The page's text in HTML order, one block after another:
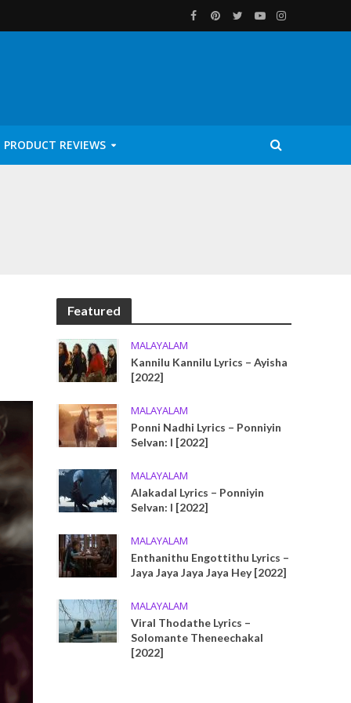
PRODUCT REVIEWS
Featured
MALAYALAM
Kannilu Kannilu Lyrics – Ayisha
[2022]
MALAYALAM
Ponni Nadhi Lyrics – Ponniyin
Selvan: I [2022]
MALAYALAM
Alakadal Lyrics – Ponniyin
Selvan: I [2022]
MALAYALAM
Enthanithu Engottithu Lyrics –
Jaya Jaya Jaya Jaya Hey [2022]
MALAYALAM
Viral Thodathe Lyrics –
Solomante Theneechakal
[2022]